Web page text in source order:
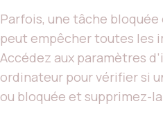
Parfois, une tâche bloquée
peut empêcher toutes les
Accédez aux paramètres
ordinateur pour vérifier si
ou bloquée et supprimez-